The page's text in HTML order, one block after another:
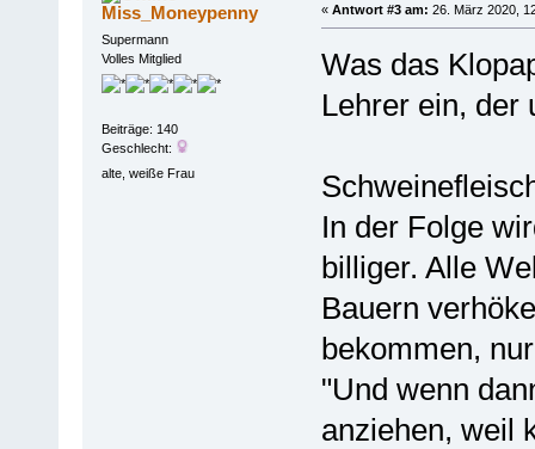
Miss_Moneypenny
Supermann
Volles Mitglied
Beiträge: 140
Geschlecht:
alte, weiße Frau
« Antwort #3 am: 26. März 2020,
Was das
Lehrer ein, der
In der Folge
billiger. Alle
Bauern
bekommen,
"Und wenn
anziehen, weil